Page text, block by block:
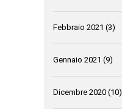
Febbraio 2021 (3)
Gennaio 2021 (9)
Dicembre 2020 (10)